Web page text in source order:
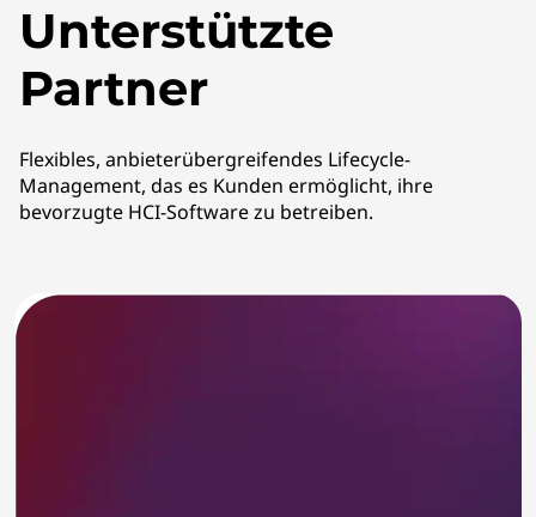
Unterstützte
Partner
Flexibles, anbieterübergreifendes Lifecycle-
Management, das es Kunden ermöglicht, ihre
bevorzugte HCI-Software zu betreiben.